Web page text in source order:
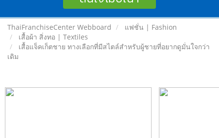
ThaiFranchiseCenter Webboard
แฟชั่น | Fashion
เสื้อผ้า สิ่งทอ | Textiles
เสื้อแจ็คเก็ตชาย ทางเลือกที่มีสไตล์สำหรับผู้ชายที่อยากดูมั่นใจกว่า
เดิม